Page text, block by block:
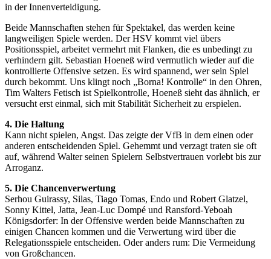
in der Innenverteidigung.
Beide Mannschaften stehen für Spektakel, das werden keine
langweiligen Spiele werden. Der HSV kommt viel übers
Positionsspiel, arbeitet vermehrt mit Flanken, die es unbedingt zu
verhindern gilt. Sebastian Hoeneß wird vermutlich wieder auf die
kontrollierte Offensive setzen. Es wird spannend, wer sein Spiel
durch bekommt. Uns klingt noch „Borna! Kontrolle“ in den Ohren,
Tim Walters Fetisch ist Spielkontrolle, Hoeneß sieht das ähnlich, er
versucht erst einmal, sich mit Stabilität Sicherheit zu erspielen.
4. Die Haltung
Kann nicht spielen, Angst. Das zeigte der VfB in dem einen oder
anderen entscheidenden Spiel. Gehemmt und verzagt traten sie oft
auf, während Walter seinen Spielern Selbstvertrauen vorlebt bis zur
Arroganz.
5. Die Chancenverwertung
Serhou Guirassy, Silas, Tiago Tomas, Endo und Robert Glatzel,
Sonny Kittel, Jatta, Jean-Luc Dompé und Ransford-Yeboah
Königsdorfer: In der Offensive werden beide Mannschaften zu
einigen Chancen kommen und die Verwertung wird über die
Relegationsspiele entscheiden. Oder anders rum: Die Vermeidung
von Großchancen.